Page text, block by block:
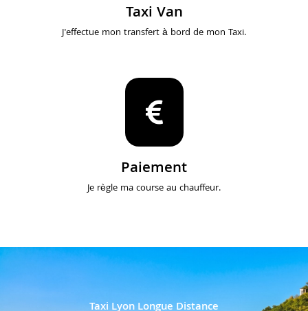
Taxi Van
J'effectue mon transfert à bord de mon Taxi.
Paiement
Je règle ma course au chauffeur.